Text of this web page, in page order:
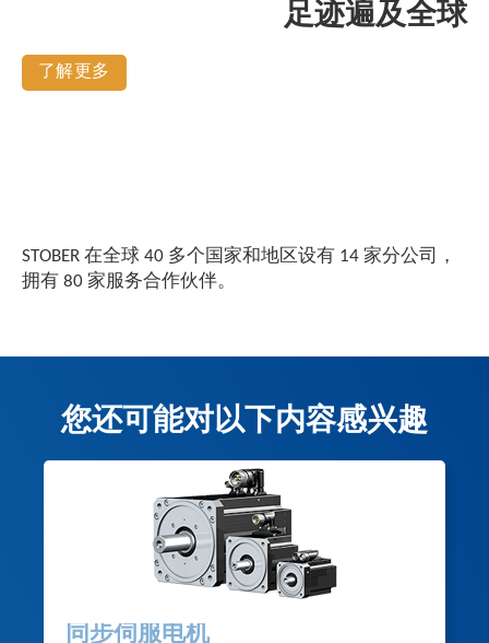
足迹遍及全球
了解更多
STOBER 在全球 40 多个国家和地区设有 14 家分公司，
拥有 80 家服务合作伙伴。
您还可能对以下内容感兴趣
同步伺服电机